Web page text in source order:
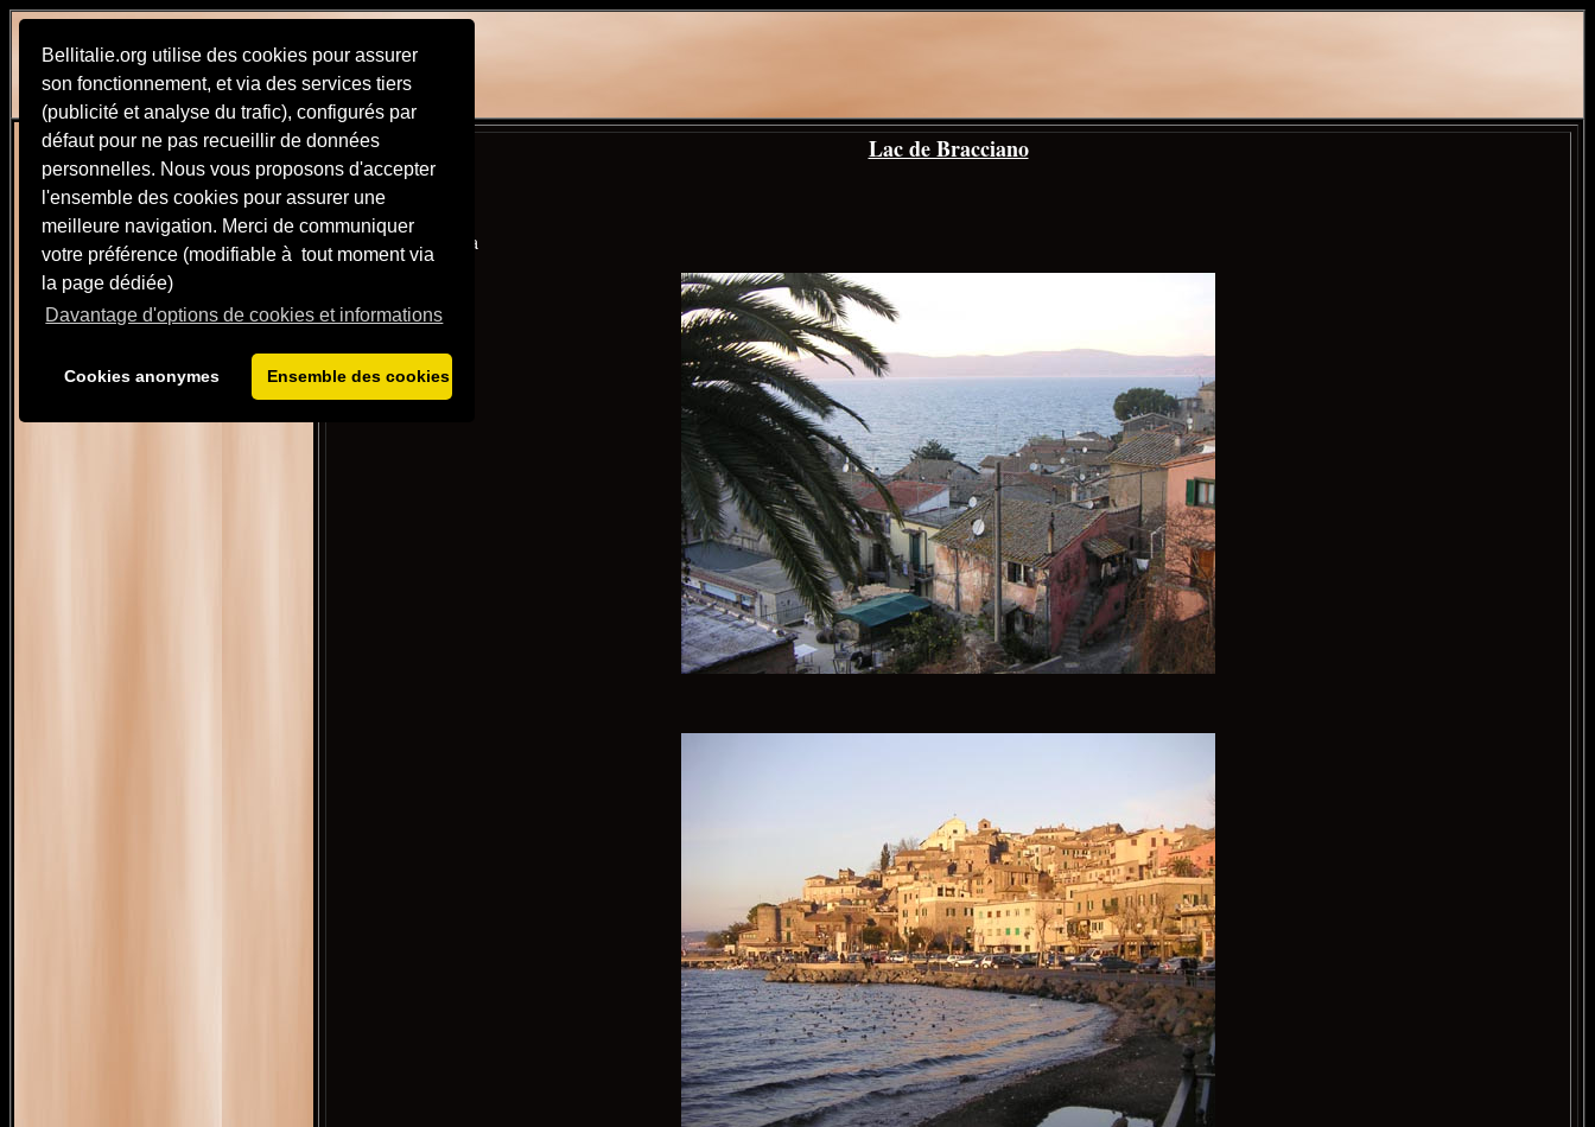
Bellitalie.org utilise des cookies pour assurer
son fonctionnement, et via des services tiers
(publicité et analyse du trafic), configurés par
défaut pour ne pas recueillir de données
personnelles. Nous vous proposons d'accepter
l'ensemble des cookies pour assurer une
meilleure navigation. Merci de communiquer
votre préférence (modifiable à tout moment via
la page dédiée)
Davantage d'options de cookies et informations
Cookies anonymes Ensemble des cookies
Lac de Bracciano
Village d'Anguillara